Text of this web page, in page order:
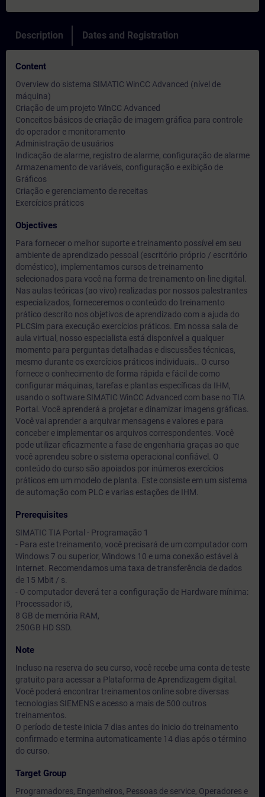
Description Dates and Registration
Content
Overview do sistema SIMATIC WinCC Advanced (nível de
máquina)
Criação de um projeto WinCC Advanced
Conceitos básicos de criação de imagem gráfica para controle
do operador e monitoramento
Administração de usuários
Indicação de alarme, registro de alarme, configuração de alarme
Armazenamento de variáveis, configuração e exibição de
Gráficos
Criação e gerenciamento de receitas
Exercícios práticos
Objectives
Para fornecer o melhor suporte e treinamento possível em seu
ambiente de aprendizado pessoal (escritório próprio / escritório
doméstico), implementamos cursos de treinamento
selecionados para você na forma de treinamento on-line digital.
Nas aulas teóricas (ao vivo) realizadas por nossos palestrantes
especializados, forneceremos o conteúdo do treinamento
prático descrito nos objetivos de aprendizado com a ajuda do
PLCSim para execução exercícios práticos. Em nossa sala de
aula virtual, nosso especialista está disponível a qualquer
momento para perguntas detalhadas e discussões técnicas,
mesmo durante os exercícios práticos individuais.. O curso
fornece o conhecimento de forma rápida e fácil de como
configurar máquinas, tarefas e plantas específicas da IHM,
usando o software SIMATIC WinCC Advanced com base no TIA
Portal. Você aprenderá a projetar e dinamizar imagens gráficas.
Você vai aprender a arquivar mensagens e valores e para
conceber e implementar os arquivos correspondentes. Você
pode utilizar eficazmente a fase de engenharia graças ao que
você aprendeu sobre o sistema operacional confiável. O
conteúdo do curso são apoiados por inúmeros exercícios
práticos em um modelo de planta. Este consiste em um sistema
de automação com PLC e varias estações de IHM.
Prerequisites
SIMATIC TIA Portal - Programação 1
- Para este treinamento, você precisará de um computador com
Windows 7 ou superior, Windows 10 e uma conexão estável à
Internet. Recomendamos uma taxa de transferência de dados
de 15 Mbit / s.
- O computador deverá ter a configuração de Hardware mínima:
Processador i5,
8 GB de memória RAM,
250GB HD SSD.
Note
Incluso na reserva do seu curso, você recebe uma conta de teste
gratuito para acessar a Plataforma de Aprendizagem digital.
Você poderá encontrar treinamentos online sobre diversas
tecnologias SIEMENS e acesso a mais de 500 outros
treinamentos.
O período de teste inicia 7 dias antes do inicio do treinamento
confirmado e termina automaticamente 14 dias após o término
do curso.
Target Group
Programadores, Engenheiros, Pessoas de service, Operadores e